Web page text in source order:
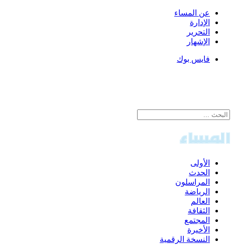
عن المساء
الإدارة
التحرير
الإشهار
فايس بوك
الأولى
الحدث
المراسلون
الرياضة
العالم
الثقافة
المجتمع
الأخيرة
النسخة الرقمية